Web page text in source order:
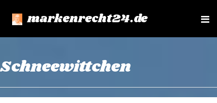
markenrecht24.de
e
Schneewittchen